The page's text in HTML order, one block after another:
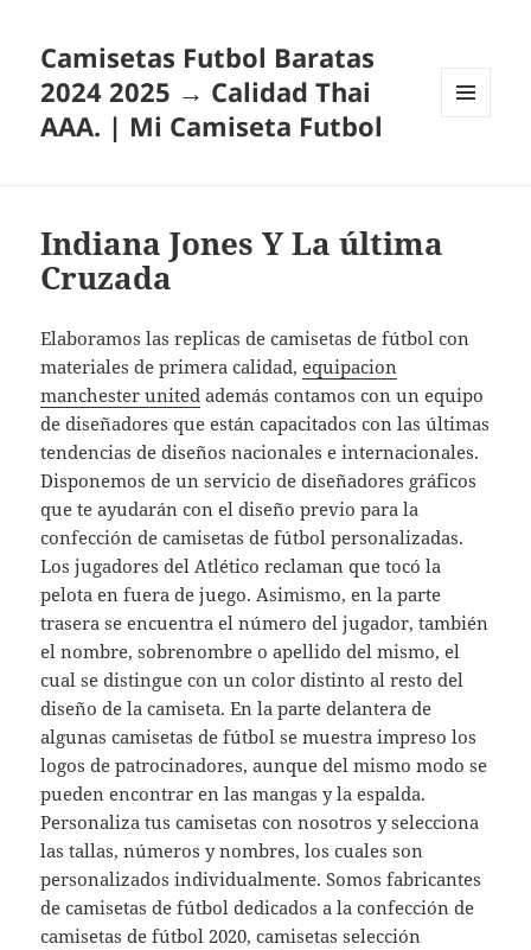
Camisetas Futbol Baratas
2024 2025 → Calidad Thai
AAA. | Mi Camiseta Futbol
Indiana Jones Y La última
Cruzada
Elaboramos las replicas de camisetas de fútbol con
materiales de primera calidad,equipacion
manchester united además contamos con un equipo
de diseñadores que están capacitados con las últimas
tendencias de diseños nacionales e internacionales.
Disponemos de un servicio de diseñadores gráficos
que te ayudarán con el diseño previo para la
confección de camisetas de fútbol personalizadas.
Los jugadores del Atlético reclaman que tocó la
pelota en fuera de juego. Asimismo, en la parte
trasera se encuentra el número del jugador, también
el nombre, sobrenombre o apellido del mismo, el
cual se distingue con un color distinto al resto del
diseño de la camiseta. En la parte delantera de
algunas camisetas de fútbol se muestra impreso los
logos de patrocinadores, aunque del mismo modo se
pueden encontrar en las mangas y la espalda.
Personaliza tus camisetas con nosotros y selecciona
las tallas, números y nombres, los cuales son
personalizados individualmente. Somos fabricantes
de camisetas de fútbol dedicados a la confección de
camisetas de fútbol 2020, camisetas selección